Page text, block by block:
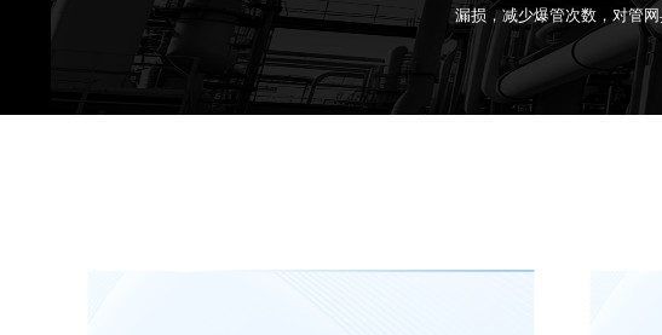
漏损，减少爆管次数，对管